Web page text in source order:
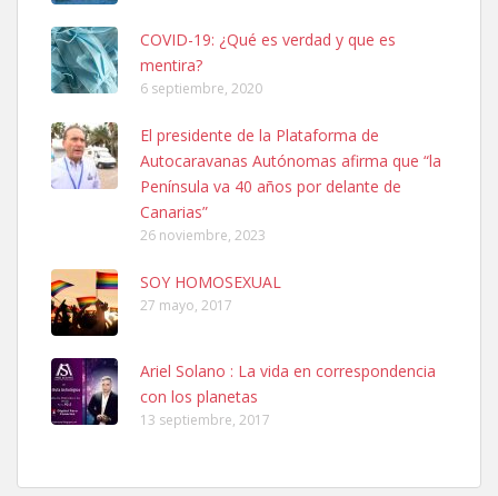
SHIBA PERDIDO AVDA JOSE MESA Y LOPEZ
PERRO MACHO RAZA SHIBA CON MICROCHIP PERDIDO HOY
06/07/2025 ZONA MESA Y LOPEZ. ES MUY ASUSTADIZO
Leales.org » Gran Canaria
6.7.2025
Ninfa perdida
El día 5 se los perdió una ninfa papillera, asustada tiene miedo a la
calle, se perdió por la zon...
COVID-19: ¿Qué es verdad y que es
mentira?
6 septiembre, 2020
El presidente de la Plataforma de
Autocaravanas Autónomas afirma que “la
Península va 40 años por delante de
Canarias”
26 noviembre, 2023
SOY HOMOSEXUAL
27 mayo, 2017
Ariel Solano : La vida en correspondencia
con los planetas
13 septiembre, 2017